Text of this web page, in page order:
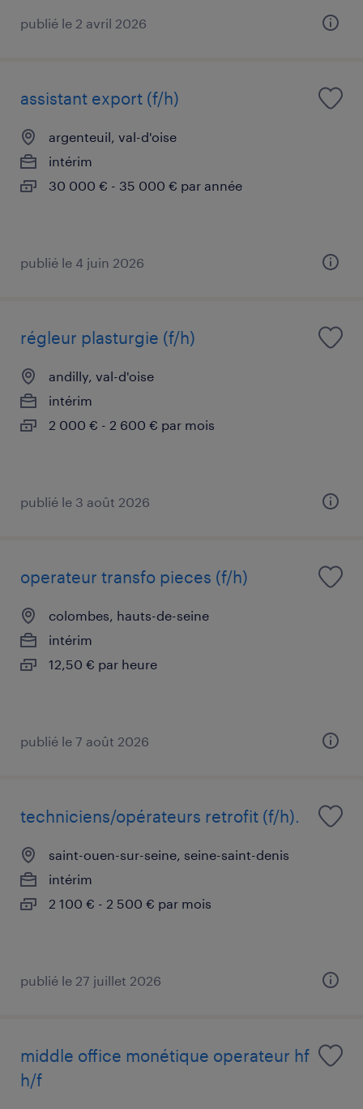
publié le 2 avril 2026
assistant export (f/h)
argenteuil, val-d'oise
intérim
30 000 € - 35 000 € par année
publié le 4 juin 2026
régleur plasturgie (f/h)
andilly, val-d'oise
intérim
2 000 € - 2 600 € par mois
publié le 3 août 2026
operateur transfo pieces (f/h)
colombes, hauts-de-seine
intérim
12,50 € par heure
publié le 7 août 2026
techniciens/opérateurs retrofit (f/h).
saint-ouen-sur-seine, seine-saint-denis
intérim
2 100 € - 2 500 € par mois
publié le 27 juillet 2026
middle office monétique operateur hf
h/f